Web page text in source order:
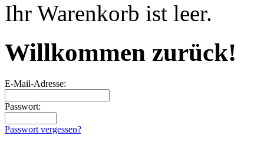
Ihr Warenkorb ist leer.
Willkommen zurück!
E-Mail-Adresse:
Passwort:
Passwort vergessen?